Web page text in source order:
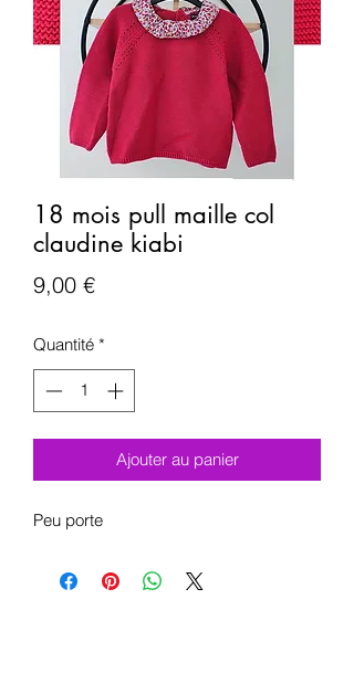
18 mois pull maille col
claudine kiabi
9,00 €Prix
Quantité *
Ajouter au panier
Peu porte